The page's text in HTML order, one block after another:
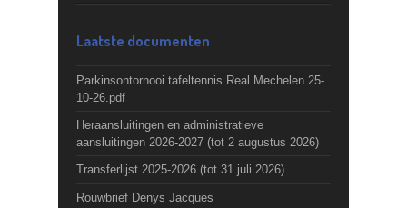
Laatste documenten
Parkinsontornooi tafeltennis Real Mechelen 25-
10-26.pdf
Heraansluitingen en administratieve
aansluitingen 2026-2027 (tot 2 augustus 2026)
Transferlijst 2025-2026 (tot 31 juli 2026)
Rouwbrief Denys Jacques